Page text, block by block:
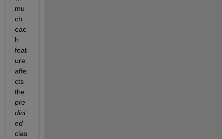
mu
ch
eac
h
feat
ure
affe
cts
pre
dict
ed
clas